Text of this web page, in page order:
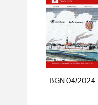
BGN 04/2024